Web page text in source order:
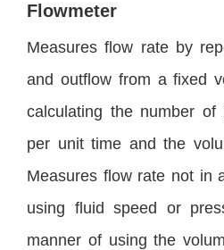
Flowmeter
Measures flow rate by
and outflow from a fixed
calculating the number of
per unit time and the
Measures flow rate not in
using fluid speed or
manner of using the